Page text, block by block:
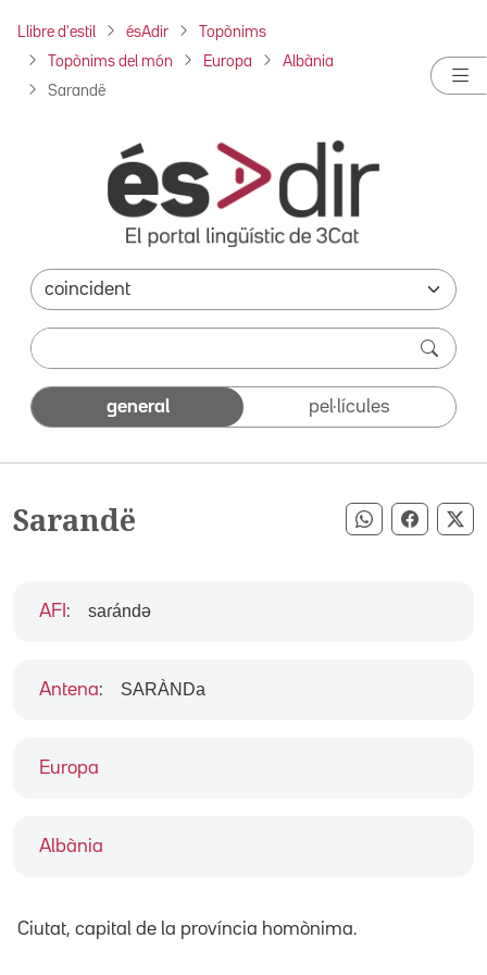
Llibre d'estil ésAdir Topònims
Topònims del món Europa Albània
Sarandë
general pel·lícules
Sarandë Compartir
Europa
Albània
AFI : saɾándə
Antena: SARÀNDa
Ciutat, capital de la província homònima.